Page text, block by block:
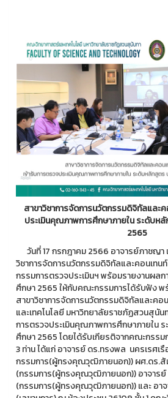
สาขาวิชาการจัดการนวัตกรรมดิจิทัลและค
ประเมินคุณภาพการศึกษาภายใน ระดับห
2565
วันที่ 17 กรกฎาคม 2566 อาจารย์ภาชญา
วิชาการจัดการนวัตกรรมดิจิทัลและคอนเท
กรรมการตรวจประเมินฯ พร้อมรายงานผลก
ศึกษา 2565 ให้กับคณะกรรมการได้รับฟัง พ
สาขาวิชาการจัดการนวัตกรรมดิจิทัลและค
และเทคโนโลยี มหาวิทยาลัยราชภัฏสวนสุนัน
การตรวจประเมินคุณภาพการศึกษาภายใน
ศึกษา 2565 โดยได้รับเกียรติจากคณะกรรม
3 ท่าน ได้แก่ อาจารย์ ดร.ทรงพล นครเรศเ
กรรมการ(ผู้ทรงคุณวุฒิภายนอก)) ผศ.ดร.
(กรรมการ(ผู้ทรงคุณวุฒิภายนอก)) อาจาร
(กรรมการ(ผู้ทรงคุณวุฒิภายนอก)) และ อา